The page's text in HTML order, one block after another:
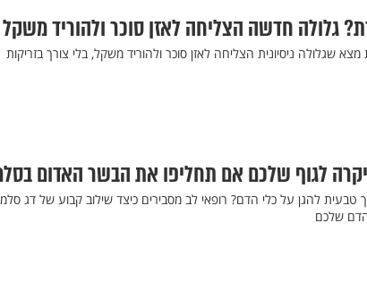
גלולה חדשה הצליחה לאזן סוכר ולהוריד משקל
שגלולה ניסיונית הצליחה לאזן סוכר ולהוריד משקל, בלי צורך בזריקות
לגוף שלכם אם תחליפו את הבשר האדום
טבעית להגן על כלי הדם? רופאי לב מסבירים כיצד שילוב קבוע של דג
הדם שלכם